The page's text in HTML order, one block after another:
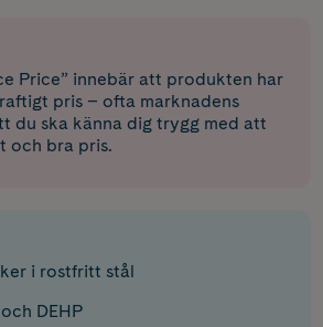
Price” innebär att produkten har
pris – ofta marknadens
du ska känna dig trygg med att
och bra pris.
i rostfritt stål
DEHP